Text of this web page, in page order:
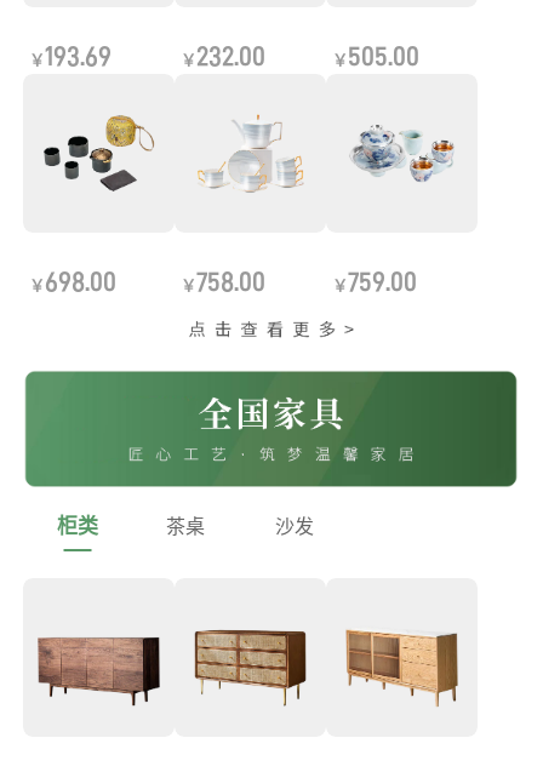
￥193.69 ￥ 232.00 ￥ 505.00
￥ 698.00 ￥758.00 ￥759.00
柜类 茶桌 沙发